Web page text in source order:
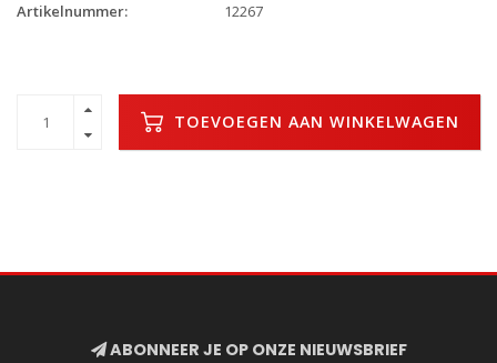
Artikelnummer: 12267
TOEVOEGEN AAN WINKELWAGEN
ABONNEER JE OP ONZE NIEUWSBRIEF